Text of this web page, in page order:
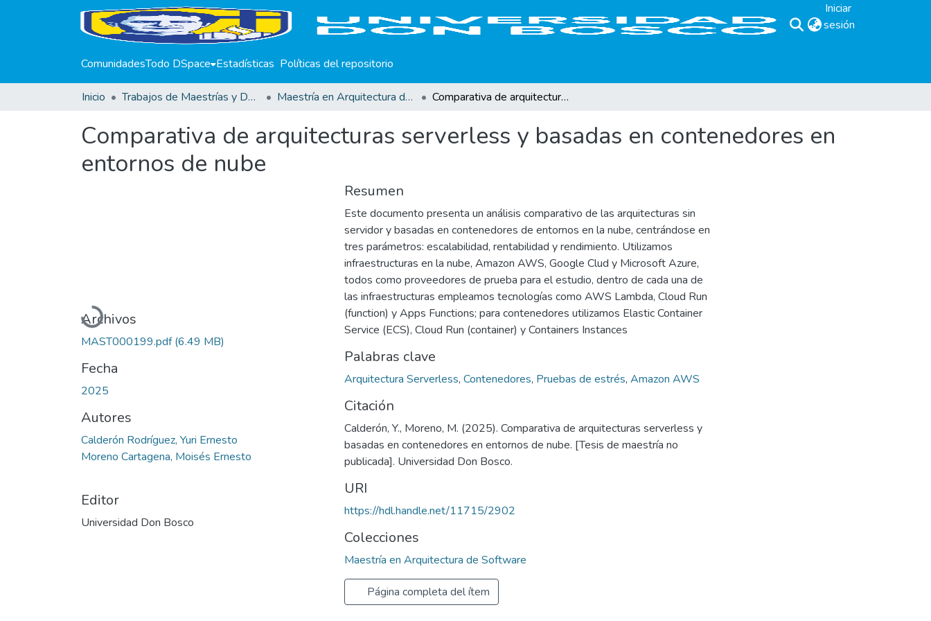
Iniciar
sesión
ComunidadesTodo DSpace Estadísticas Políticas del repositorio
Inicio Trabajos de Maestrías y Doctorados Maestría en Arquitectura de Software Comparativa de arquitecturas serverless y basadas en contenedores en entornos de nube
Comparativa de arquitecturas serverless y basadas en contenedores en
entornos de nube
Cargando...
Archivos
MAST000199.pdf(6.49 MB)
Fecha
2025
Autores
Calderón Rodríguez, Yuri Ernesto
Moreno Cartagena, Moisés Ernesto
Editor
Universidad Don Bosco
Resumen
Este documento presenta un análisis comparativo de las arquitecturas sin
servidor y basadas en contenedores de entornos en la nube, centrándose en
tres parámetros: escalabilidad, rentabilidad y rendimiento. Utilizamos
infraestructuras en la nube, Amazon AWS, Google Clud y Microsoft Azure,
todos como proveedores de prueba para el estudio, dentro de cada una de
las infraestructuras empleamos tecnologías como AWS Lambda, Cloud Run
(function) y Apps Functions; para contenedores utilizamos Elastic Container
Service (ECS), Cloud Run (container) y Containers Instances
Palabras clave
Arquitectura Serverless, Contenedores, Pruebas de estrés, Amazon AWS
Citación
Calderón, Y., Moreno, M. (2025). Comparativa de arquitecturas serverless y
basadas en contenedores en entornos de nube. [Tesis de maestría no
publicada]. Universidad Don Bosco.
URI
https://hdl.handle.net/11715/2902
Colecciones
Maestría en Arquitectura de Software
Página completa del ítem